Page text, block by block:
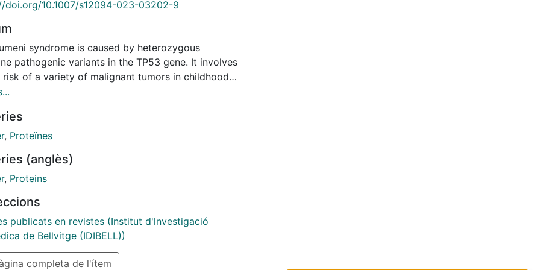
doi.org/10.1007/s12094-023-03202-9
syndrome is caused by heterozygous
pathogenic variants in the TP53 gene. It involves
risk of a variety of malignant tumors in childhood
the main ones being premenopausal
nervous system tumors, and adrenocortical
The variability of the associated clinical
syndrome, has led the concept of SLF to
to a more overarching cancer predisposition
(hTP53rc). However, prospective studies are
to assess genotype-phenotype characteristics, as
to evaluate and validate risk-adjusted
This guideline aims to establish the
for interpreting pathogenic variants in the TP53
, Proteïnes
(anglès)
, Proteins
publicats en revistes (Institut d'lnvestigació
de Bellvitge (IDIBELL))
completa de l'ítem